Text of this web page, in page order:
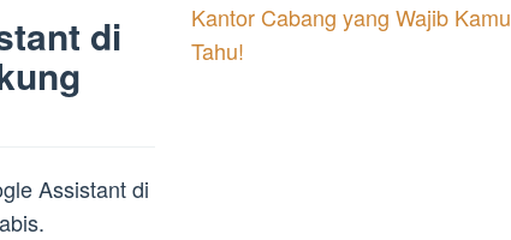
di
Assistant di
Kantor Cabang yang Wajib Kamu
Tahu!